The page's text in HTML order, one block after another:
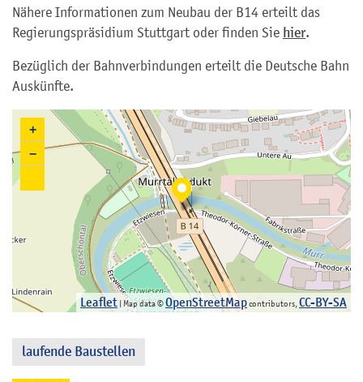
+
−
Leaflet | Map data ©OpenStreetMapcontributors,CC-BY-SA
Nähere Informationen zum Neubau der B14 erteilt das
Regierungspräsidium Stuttgart oder finden Sie hier.
Bezüglich der Bahnverbindungen erteilt die Deutsche Bahn
Auskünfte.
laufende Baustellen